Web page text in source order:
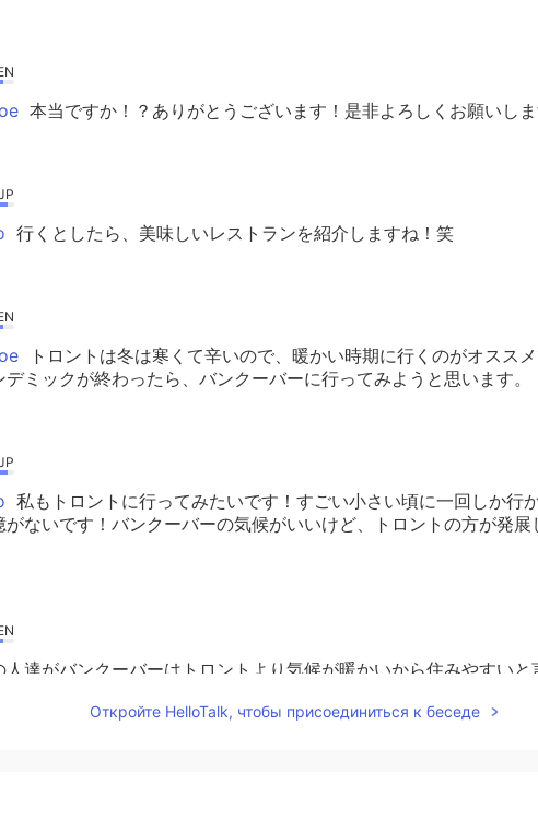
本当ですか！？ありがとうございます！是非よろしくお願いし
行くとしたら、美味しいレストランを紹介しますね！笑
トロントは冬は寒くて辛いので、暖かい時期に行くのがオスス
デミックが終わったら、バンクーバーに行ってみようと思います。
私もトロントに行ってみたいです！すごい小さい頃に一回しか行
がないです！バンクーバーの気候がいいけど、トロントの方が発展
人達がバンクーバーはトロントより気候が暖かいから住みやすい
Откройте HelloTalk, чтобы присоединиться к беседе